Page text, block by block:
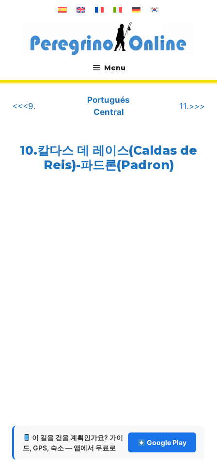
뛰
Menu
.
<<<9.
Portugués
Central
11.>>>
10.칼다스 데 레이스(Caldas de
Reis)-파드론(Padron)
이 길을 걷을 계획인가요? 가이
드, GPS, 숙소 — 앱에서 무료로
Google Play